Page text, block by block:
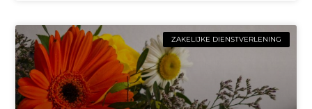
ZAKELIJKE DIENSTVERLENING